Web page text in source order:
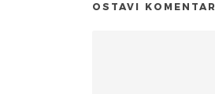
OSTAVI KOMENTAR